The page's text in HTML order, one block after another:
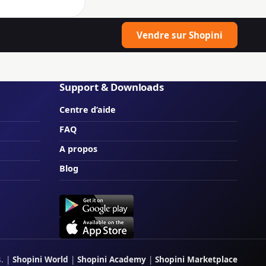
Vendre sur Shopini
Support & Downloads
Centre d’aide
FAQ
A propos
Blog
| Shopini World | Shopini Academy | Shopini Marketplace